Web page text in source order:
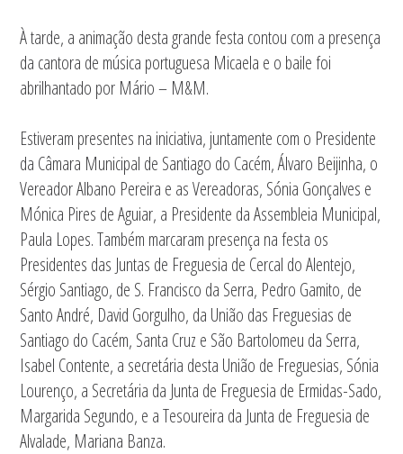
À tarde, a animação desta grande festa contou com a presença
da cantora de música portuguesa Micaela e o baile foi
abrilhantado por Mário – M&M.
Estiveram presentes na iniciativa, juntamente com o Presidente
da Câmara Municipal de Santiago do Cacém, Álvaro Beijinha, o
Vereador Albano Pereira e as Vereadoras, Sónia Gonçalves e
Mónica Pires de Aguiar, a Presidente da Assembleia Municipal,
Paula Lopes. Também marcaram presença na festa os
Presidentes das Juntas de Freguesia de Cercal do Alentejo,
Sérgio Santiago, de S. Francisco da Serra, Pedro Gamito, de
Santo André, David Gorgulho, da União das Freguesias de
Santiago do Cacém, Santa Cruz e São Bartolomeu da Serra,
Isabel Contente, a secretária desta União de Freguesias, Sónia
Lourenço, a Secretária da Junta de Freguesia de Ermidas-Sado,
Margarida Segundo, e a Tesoureira da Junta de Freguesia de
Alvalade, Mariana Banza.